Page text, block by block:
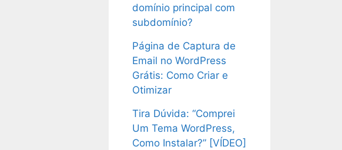
domínio principal com
subdomínio?
Página de Captura de
Email no WordPress
Grátis: Como Criar e
Otimizar
Tira Dúvida: “Comprei
Um Tema WordPress,
Como Instalar?” [VÍDEO]